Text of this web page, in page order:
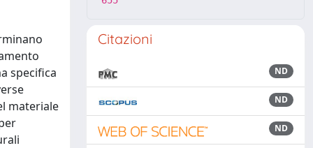
specifica
materiale
Citazioni
ND
ND
ND